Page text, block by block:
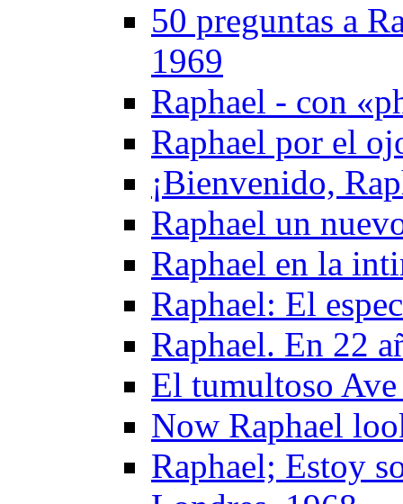
50 preguntas a
1969
Raphael - con
Raphael por el
¡Bienvenido,
Raphael un
Raphael en la
Raphael: El
Raphael. En 22
El tumultoso
Now Raphael
Raphael; Estoy